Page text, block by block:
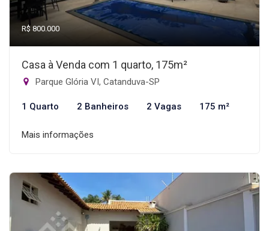
R$ 800.000
Casa à Venda com 1 quarto, 175m²
Parque Glória VI, Catanduva-SP
1 Quarto 2 Banheiros 2 Vagas 175 m²
Mais informações